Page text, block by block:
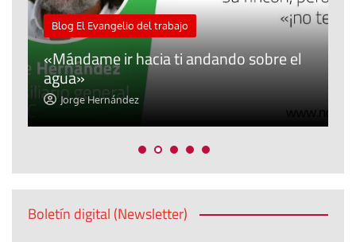
Blog El Evangelio del trabajo
«Mándame ir hacia ti andando sobre el
agua»
Jorge Hernández
Boletín digital (Newsletter)